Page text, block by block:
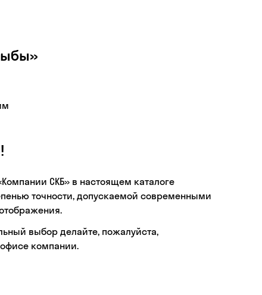
СКБ» в настоящем каталоге
точности, допускаемой современными
выбор делайте, пожалуйста,
компании.